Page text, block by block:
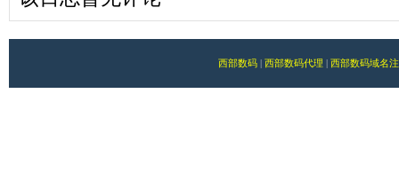
西部数码| 西部数码代理 | 西部数码域名